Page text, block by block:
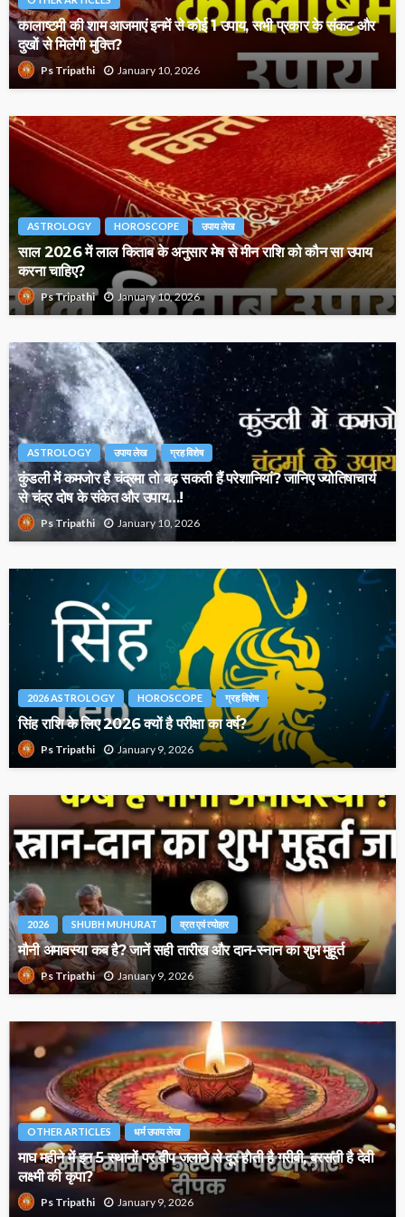
कालाष्टमी की शाम आजमाएं इनमें से कोई 1 उपाय, सभी प्रकार के संकट और
दुखों से मिलेगी मुक्ति?
Ps Tripathi January 10, 2026
ASTROLOGY HOROSCOPE उपाय लेख
साल 2026 में लाल किताब के अनुसार मेष से मीन राशि को कौन सा उपाय
करना चाहिए?
Ps Tripathi January 10, 2026
ASTROLOGY उपाय लेख ग्रह विशेष
कुंडली में कमजोर है चंद्रमा तो बढ़ सकती हैं परेशानियां? जानिए ज्योतिषाचार्य
से चंद्र दोष के संकेत और उपाय…!
Ps Tripathi January 10, 2026
2026 ASTROLOGY HOROSCOPE ग्रह विशेष
सिंह राशि के लिए 2026 क्यों है परीक्षा का वर्ष?
Ps Tripathi January 9, 2026
2026 SHUBH MUHURAT व्रत एवं त्योहार
मौनी अमावस्या कब है? जानें सही तारीख और दान-स्नान का शुभ मुहूर्त
Ps Tripathi January 9, 2026
OTHER ARTICLES धर्म उपाय लेख
माघ महीने में इन 5 स्थानों पर दीप जलाने से दूर होती है गरीबी, बरसती है देवी
लक्ष्मी की कृपा?
Ps Tripathi January 9, 2026